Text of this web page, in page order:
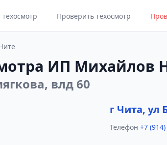
Проверить техосмотр
ИП Михайлов
влд 60
г Чита, ул
Телефон +7